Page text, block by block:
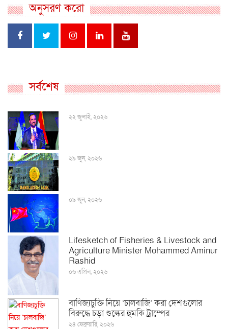
অনুসরণ করো
সর্বশেষ
২২ জুলাই, ২০২৬
২৯ জুন, ২০২৬
০৯ জুন, ২০২৬
Lifesketch of Fisheries & Livestock and
Agriculture Minister Mohammed Aminur
Rashid
০৬ এপ্রিল, ২০২৬
বাণিজ্যচুক্তি নিয়ে ‘চালবাজি’ করা দেশগুলোর
বিরুদ্ধে চড়া শুল্কের হুমকি ট্রাম্পের
২৪ ফেব্রুয়ারি, ২০২৬